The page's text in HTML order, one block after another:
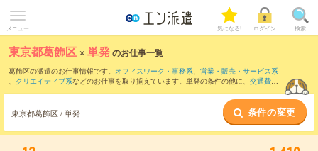
メニュー 気になる! ログイン 検索
東京都葛飾区 ×単発のお仕事一覧
葛飾区の派遣のお仕事情報です。 オフィスワーク・事務系、 営業・販売・サービス系
、 クリエイティブ系などのお仕事を取り揃えています。単発の条件の他に、 交通費別
東京都葛飾区 / 単発 条件の変更